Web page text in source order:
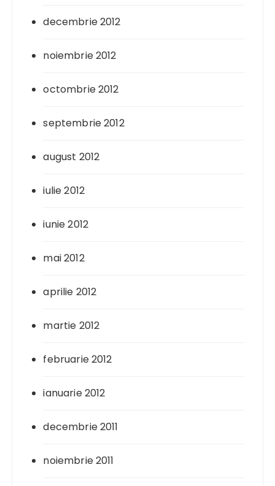
decembrie 2012
noiembrie 2012
octombrie 2012
septembrie 2012
august 2012
iulie 2012
iunie 2012
mai 2012
aprilie 2012
martie 2012
februarie 2012
ianuarie 2012
decembrie 2011
noiembrie 2011